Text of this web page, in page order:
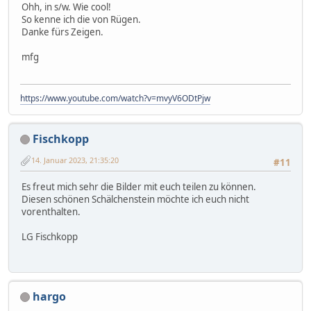
Ohh, in s/w. Wie cool!
So kenne ich die von Rügen.
Danke fürs Zeigen.
mfg
https://www.youtube.com/watch?v=mvyV6ODtPjw
Fischkopp
#11
14. Januar 2023, 21:35:20
Es freut mich sehr die Bilder mit euch teilen zu können.
Diesen schönen Schälchenstein möchte ich euch nicht
vorenthalten.
LG Fischkopp
hargo